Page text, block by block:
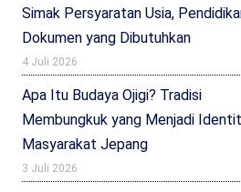
Simak Persyaratan Usia,
Dokumen yang Dibutuhkan
4 Juli 2026
Apa Itu Budaya Ojigi? Tradisi
Membungkuk yang Menjadi
Masyarakat Jepang
3 Juli 2026